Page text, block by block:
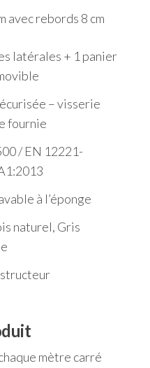
avec rebords 8 cm
latérales + 1 panier
– visserie
fournie
/ EN 12221-
à l’éponge
naturel, Gris
mètre carré